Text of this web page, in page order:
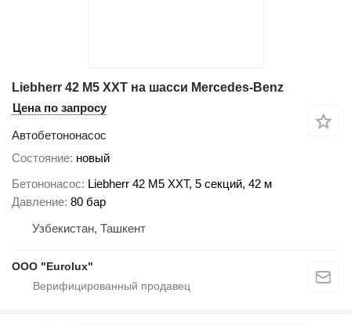
Liebherr 42 M5 XXT на шасси Mercedes-Benz
Цена по запросу
Автобетононасос
Состояние новый
Бетононасос Liebherr 42 M5 XXT, 5 секций, 42 м
Давление 80 бар
Узбекистан, Ташкент
ООО "Eurolux"